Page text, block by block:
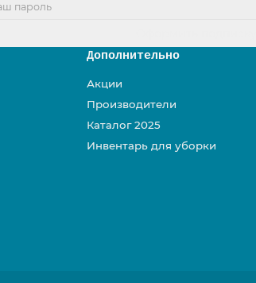
Дополнительно
Акции
Производители
Каталог 2025
Инвентарь для уборки